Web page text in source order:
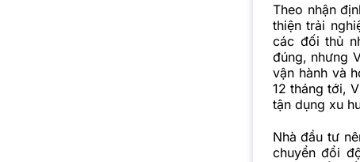
Theo nhận
thiện trải
các đối thủ
đúng, nhưng
vận hành và
12 tháng tới,
tận dụng xu
Nhà đầu tư
chuyển đổi